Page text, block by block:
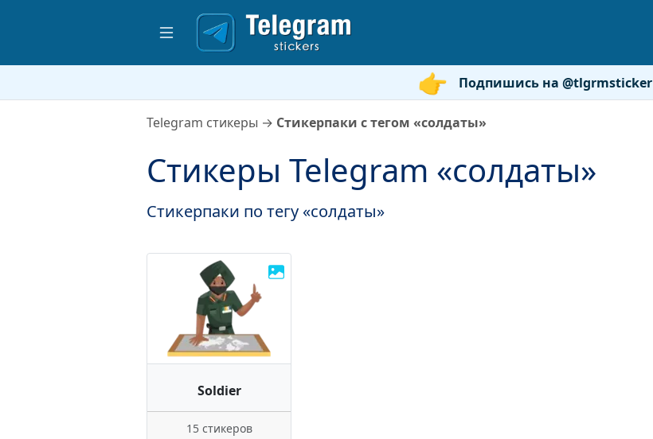
Подпишись на @tlgrmsticker
Telegram стикеры → Стикерпаки с тегом «солдаты»
Стикеры Telegram «солдаты»
Стикерпаки по тегу «солдаты»
Soldier
15 стикеров